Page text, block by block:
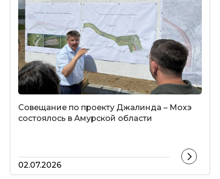
Совещание по проекту Джалинда – Мохэ
состоялось в Амурской области
02.07.2026